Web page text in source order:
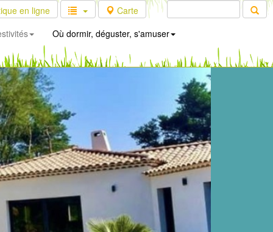
en ligne
Carte
Où dormir, déguster, s'amuser